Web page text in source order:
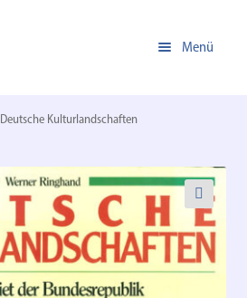
Menü
Deutsche Kulturlandschaften
🔍